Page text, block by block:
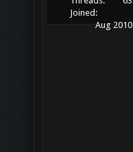
Joined:
Aug 2010